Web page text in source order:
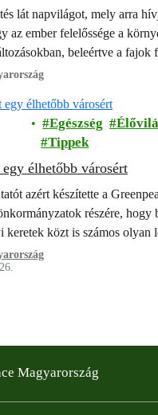
lát napvilágot, mely arra
az ember felelőssége a
beleértve a fajok
a…
Egészség
Tippek
élhetőbb városért
azért készítette a
részére, hogy
közt is számos olyan
előtt,…
Magyarország